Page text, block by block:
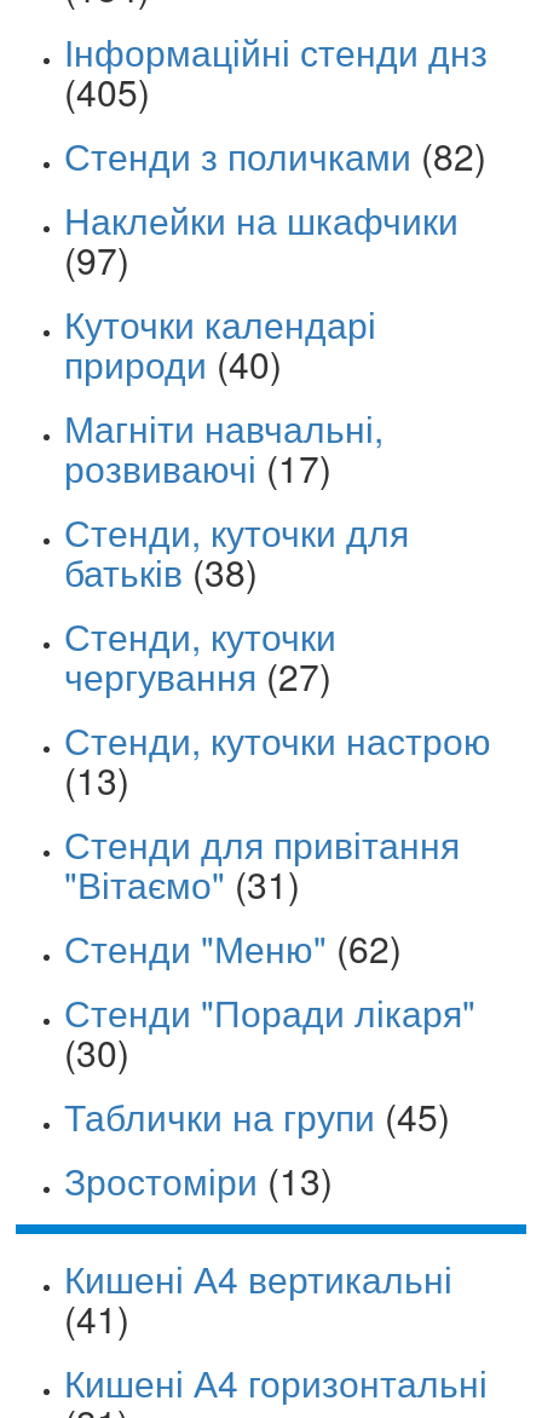
Інформаційні стенди днз
(405)
Стенди з поличками (82)
Наклейки на шкафчики
(97)
Куточки календарі
природи (40)
Магніти навчальні,
розвиваючі (17)
Стенди, куточки для
батьків (38)
Стенди, куточки
чергування (27)
Стенди, куточки настрою
(13)
Стенди для привітання
"Вітаємо" (31)
Стенди "Меню" (62)
Стенди "Поради лікаря"
(30)
Таблички на групи (45)
Зростоміри (13)
Кишені А4 вертикальні
(41)
Кишені А4 горизонтальні